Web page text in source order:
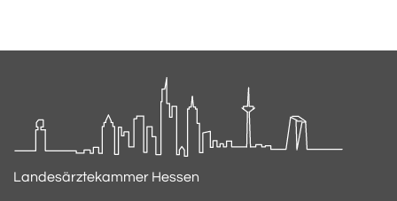
Landesärztekammer Hessen